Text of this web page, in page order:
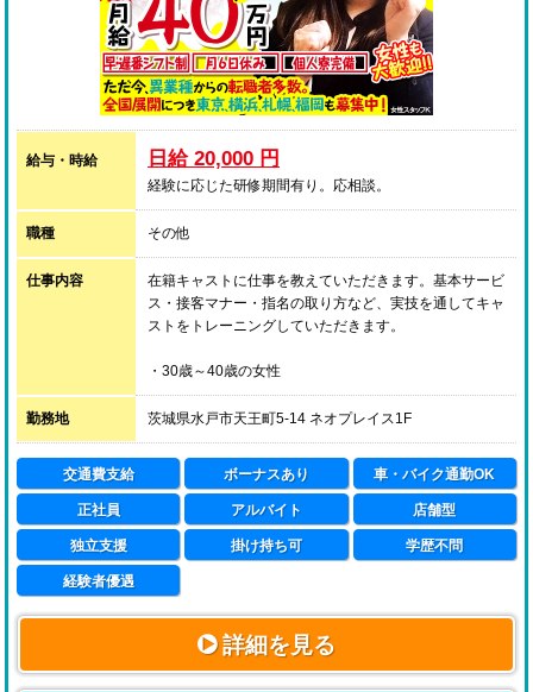
給与・時給 日給 20,000 円
経験に応じた研修期間有り。応相談。
職種 その他
仕事内容
在籍キャストに仕事を教えていただきます。基本サービ
ス・接客マナー・指名の取り方など、実技を通してキャ
ストをトレーニングしていただきます。
・30歳～40歳の女性
・風俗業の接客経験のある方、もしくは講習ができる技
術・経験をお持ちの方
※40歳以上でも豊富な経験をお持ちの方でしたら面接
させていただきます。
勤務地 茨城県水戸市天王町5-14 ネオプレイス1F
交通費支給 ボーナスあり 車・バイク通勤OK
正社員 アルバイト 店舗型
独立支援 掛け持ち可 学歴不問
経験者優遇
詳細を見る